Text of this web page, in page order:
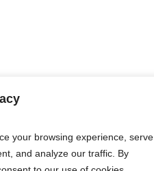
your browsing experience, serve
and analyze our traffic. By